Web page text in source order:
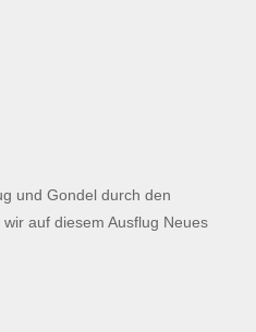
und Gondel durch den
auf diesem Ausflug Neues